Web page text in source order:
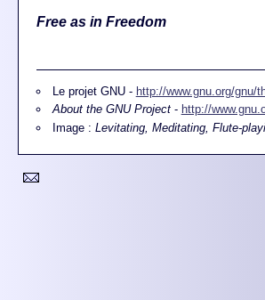
Free as in Freedom
Le projet GNU - http://www.gnu.org/gnu/
About the GNU Project- http://
Image : Levitating, Meditating, Flute-